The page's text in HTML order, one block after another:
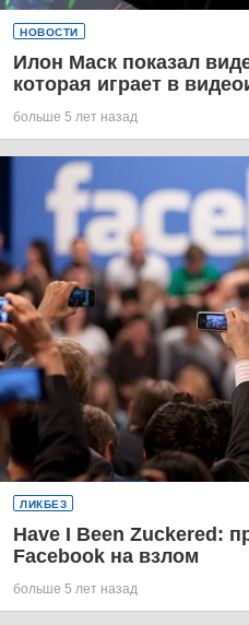
НОВОСТИ
Илон Маск показал
которая играет в
больше 5 лет назад
ЛИКБЕЗ
Have I Been Zuckered:
Facebook на взлом
больше 5 лет назад